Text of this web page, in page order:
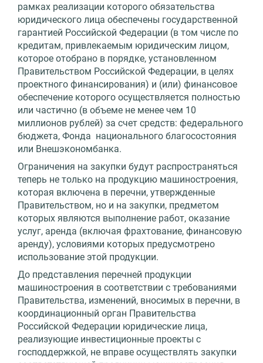
рамках реализации которого обязательства
юридического лица обеспечены государственной
гарантией Российской Федерации (в том числе по
кредитам, привлекаемым юридическим лицом,
которое отобрано в порядке, установленном
Правительством Российской Федерации, в целях
проектного финансирования) и (или) финансовое
обеспечение которого осуществляется полностью
или частично (в объеме не менее чем 10
миллионов рублей) за счет средств: федерального
бюджета, Фонда национального благосостояния
или Внешэкономбанка.
Ограничения на закупки будут распространяться
теперь не только на продукцию машиностроения,
которая включена в перечни, утвержденные
Правительством, но и на закупки, предметом
которых являются выполнение работ, оказание
услуг, аренда (включая фрахтование, финансовую
аренду), условиями которых предусмотрено
использование этой продукции.
До представления перечней продукции
машиностроения в соответствии с требованиями
Правительства, изменений, вносимых в перечни, в
координационный орган Правительства
Российской Федерации юридические лица,
реализующие инвестиционные проекты с
господдержкой, не вправе осуществлять закупки